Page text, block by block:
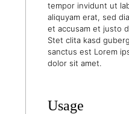
tempor invidunt ut
aliquyam erat, sed
et accusam et justo
Stet clita kasd
sanctus est Lorem
dolor sit amet.
Usage